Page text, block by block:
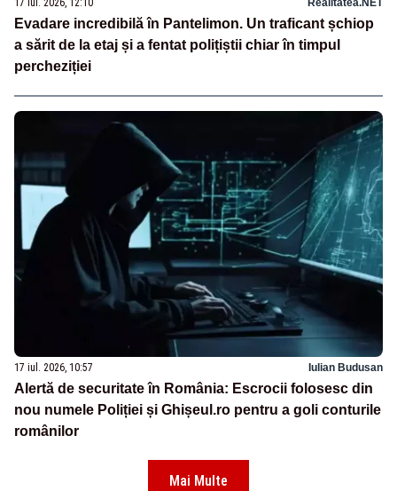
17 iul. 2026, 12:10 Realitatea.NET
Evadare incredibilă în Pantelimon. Un traficant șchiop
a sărit de la etaj și a fentat polițiștii chiar în timpul
percheziției
17 iul. 2026, 10:57 Iulian Budusan
Alertă de securitate în România: Escrocii folosesc din
nou numele Poliției și Ghișeul.ro pentru a goli conturile
românilor
Mai Multe